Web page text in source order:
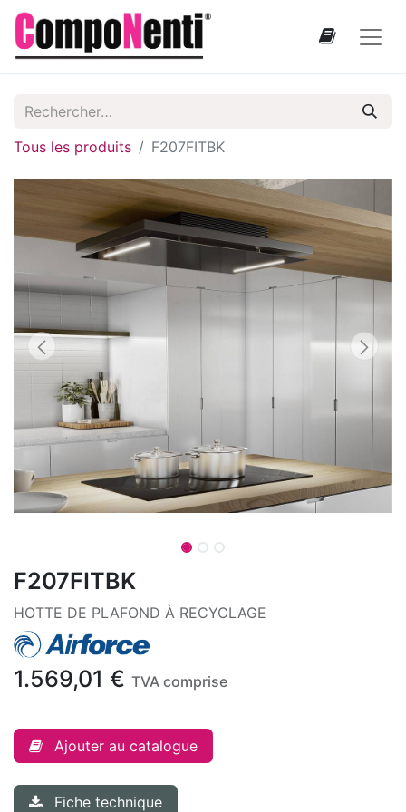
Tous les produits F207FITBK
F207FITBK
HOTTE DE PLAFOND À RECYCLAGE
1.569,01 € TVA comprise
Ajouter au catalogue
Fiche technique